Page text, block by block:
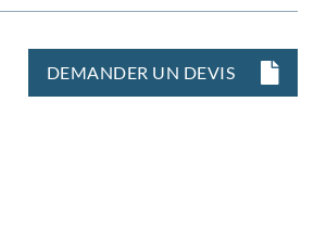
DEMANDER UN DEVIS